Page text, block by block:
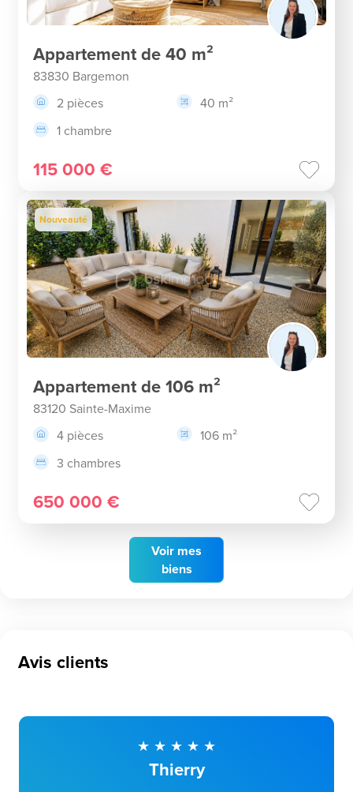
Voir mes
biens
Appartement de 40 m²
83830 Bargemon
2 pièces
40 m²
1 chambre
115 000 €
Nouveauté
Appartement de 106 m²
83120 Sainte-Maxime
4 pièces
106 m²
3 chambres
650 000 €
Avis clients
Thierry